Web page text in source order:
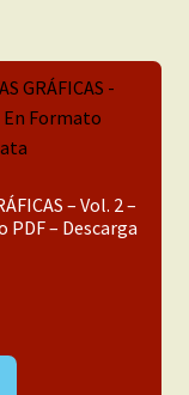
– Vol. 2 –
PDF – Descarga